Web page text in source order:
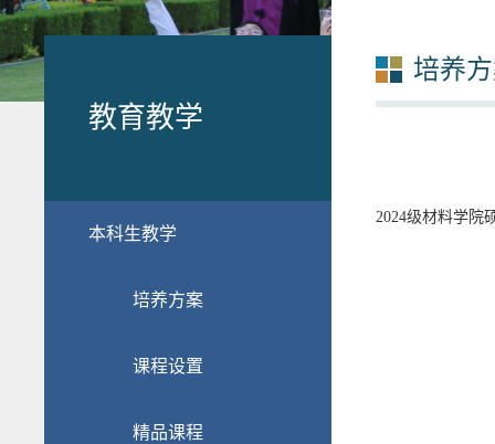
教育教学
本科生教学
培养方案
课程设置
精品课程
培养
2024级材料学院